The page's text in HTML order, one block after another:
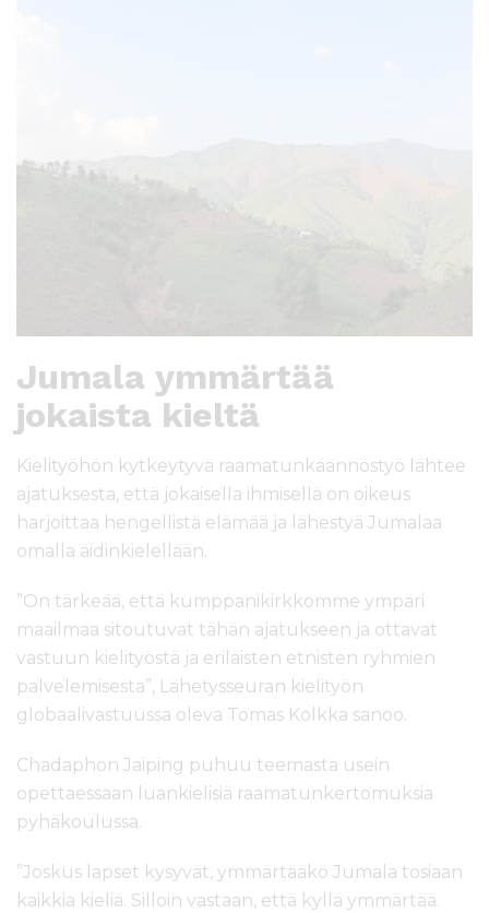
Jumala ymmärtää
jokaista kieltä
Kielityöhön kytkeytyvä raamatunkäännöstyö lähtee
ajatuksesta, että jokaisella ihmisellä on oikeus
harjoittaa hengellistä elämää ja lähestyä Jumalaa
omalla äidinkielellään.
”On tärkeää, että kumppanikirkkomme ympäri
maailmaa sitoutuvat tähän ajatukseen ja ottavat
vastuun kielityöstä ja erilaisten etnisten ryhmien
palvelemisesta”, Lähetysseuran kielityön
globaalivastuussa oleva Tomas Kolkka sanoo.
Chadaphon Jaiping puhuu teemasta usein
opettaessaan luankielisiä raamatunkertomuksia
pyhäkoulussa.
”Joskus lapset kysyvät, ymmärtääkö Jumala tosiaan
kaikkia kieliä. Silloin vastaan, että kyllä ymmärtää.